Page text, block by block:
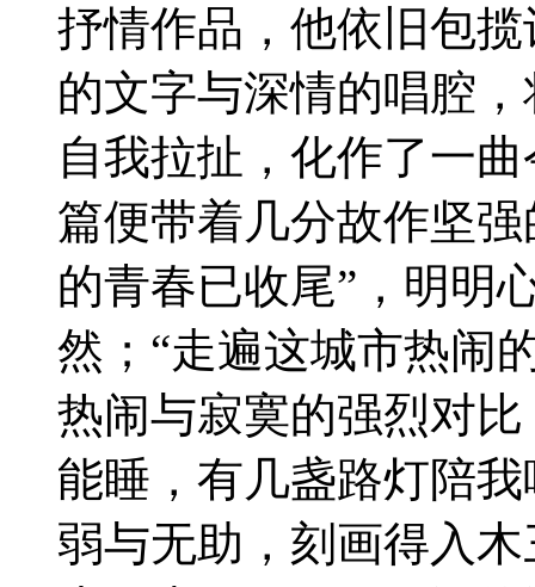
抒情作品，他依旧包
的文字与深情的唱腔
自我拉扯，化作了一
篇便带着几分故作坚
的青春已收尾”，明明
然；“走遍这城市热闹
热闹与寂寞的强烈对
能睡，有几盏路灯陪
弱与无助，刻画得入